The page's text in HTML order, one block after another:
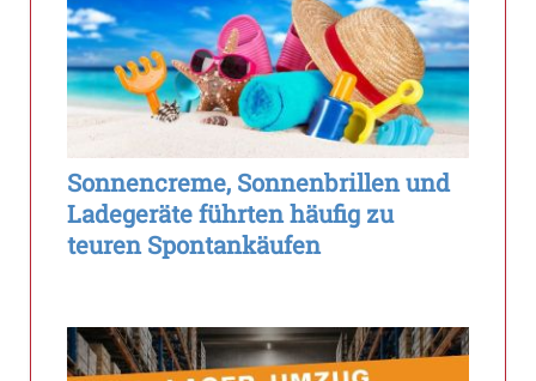
Sonnencreme, Sonnenbrillen und
Ladegeräte führten häufig zu
teuren Spontankäufen